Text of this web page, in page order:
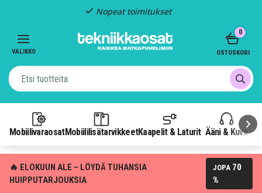
Kiinteä toimitus: 4,95 €
VALIKKO
MobiilivaraosatMobiililisätarvikkeetKaapelit & Laturit Ääni & Kuva
0
OSTOSKORI
🔥 ELOKUUN ALE – LÖYDÄ TUHANSIA
HUIPPUTARJOUKSIA
JOPA 70
%